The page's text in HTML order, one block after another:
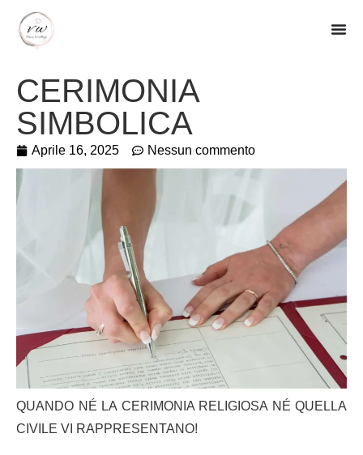
CERIMONIA
SIMBOLICA
Aprile 16, 2025 Nessun commento
QUANDO NÉ LA CERIMONIA RELIGIOSA NÉ QUELLA
CIVILE VI RAPPRESENTANO!